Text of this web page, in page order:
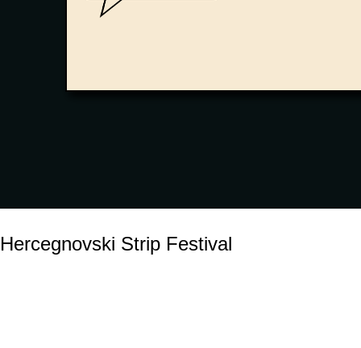
Hercegnovski Strip Festival